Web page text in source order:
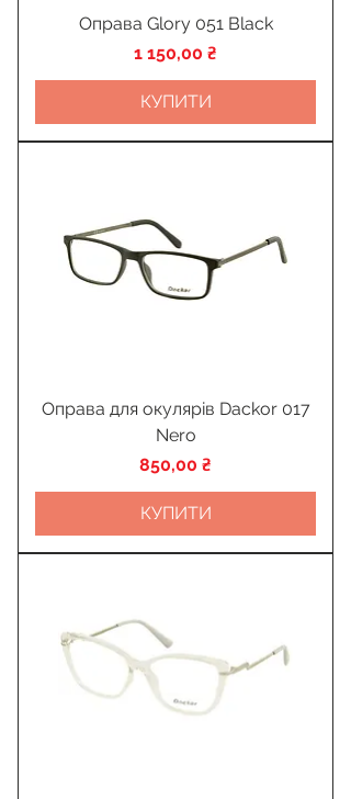
Оправа Glory 051 Black
Ціна
1 150,00 ₴
КУПИТИ
Оправа для окулярів Dackor 017
Nero
Ціна
850,00 ₴
КУПИТИ